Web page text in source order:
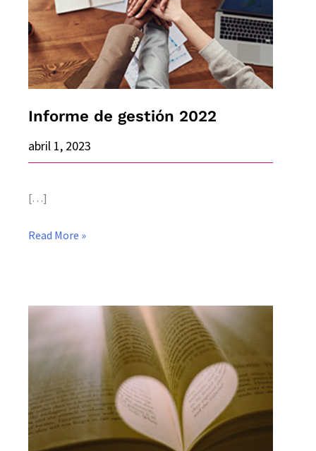
Informe de gestión 2022
abril 1, 2023
[…]
Read More »
Aceptación
programa
piloto
suizo
de
mentorías